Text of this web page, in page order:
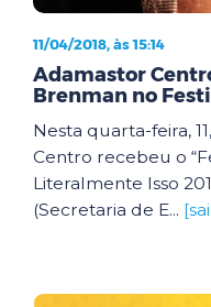
11/04/2018, às 15:14
Adamastor
Brenman no
Nesta quarta-feira,
Centro recebeu o
Literalmente Isso
(Secretaria de E...